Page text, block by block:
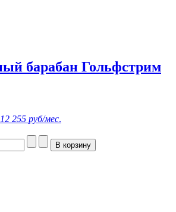
барабан Гольфстрим
12 255 руб/мес.